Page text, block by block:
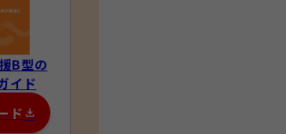
B型の
イド
ド